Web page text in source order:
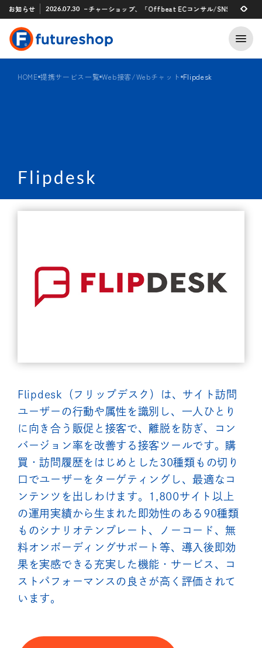
お知らせ
アプリ 「STAFF START」とのタグ連携を開始
2026.07.30
フューチャーショップ、「Offbeat ECコンサル/SNSマーケティング支
2026.07.29
HOME 提携サービス一覧 Web接客/Webチャット Flipdesk
Flipdesk
Flipdesk（フリップデスク）は、サイト訪問
ユーザーの行動や属性を識別し、一人ひとり
に向き合う販促と接客で、離脱を防ぎ、コン
バージョン率を改善する接客ツールです。購
買・訪問履歴をはじめとした30種類もの切り
口でユーザーをターゲティングし、最適なコ
ンテンツを出しわけます。1,800サイト以上
の運用実績から生まれた即効性のある90種類
ものシナリオテンプレート、ノーコード、無
料オンボーディングサポート等、導入後即効
果を実感できる充実した機能・サービス、コ
ストパフォーマンスの良さが高く評価されて
います。